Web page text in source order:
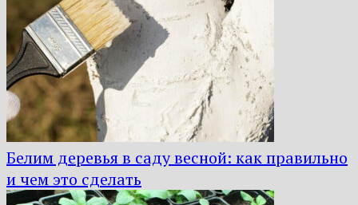
Белим деревья в саду весной: как правильно
и чем это сделать